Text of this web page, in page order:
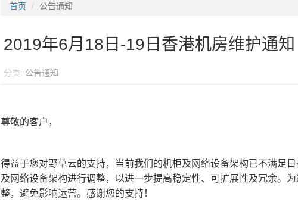
首页 公告通知
2019年6月18日-19日香港机房维护通知
分类: 公告通知
尊敬的客户，
得益于您对野草云的支持，当前我们的机柜及网络设备架构已不满足
及网络设备架构进行调整，以进一步提高稳定性、可扩展性及冗余。
整，避免影响运营。感谢您的支持！